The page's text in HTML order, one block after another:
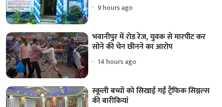
9 hours ago
भवानीपुर में रोड रेज, युवक से मारपीट कर
सोने की चेन छीनने का आरोप
14 hours ago
स्कूली बच्चों को सिखाई गईं ट्रैफिक सिग्नल्स
की बारीकियां